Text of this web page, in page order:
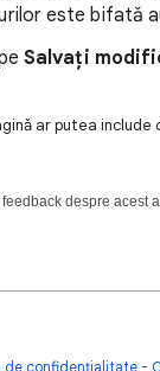
este bifată
Salvați
ar putea include
despre acest
de confidenţialitate